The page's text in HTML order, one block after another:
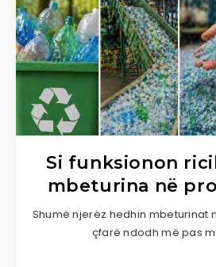
Si funksionon
mbeturina në
Shumë njerëz hedhin mbeturinat
çfarë ndodh më pas